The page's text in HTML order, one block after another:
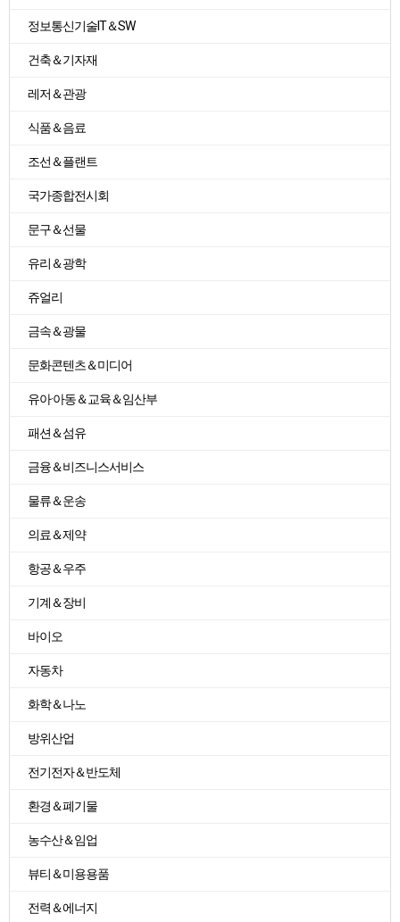
정보통신기술IT＆SW
건축＆기자재
레저＆관광
식품＆음료
조선＆플랜트
국가종합전시회
문구＆선물
유리＆광학
쥬얼리
금속＆광물
문화콘텐츠＆미디어
유아·아동＆교육＆임산부
패션＆섬유
금융＆비즈니스서비스
물류＆운송
의료＆제약
항공＆우주
기계＆장비
바이오
자동차
화학＆나노
방위산업
전기전자＆반도체
환경＆폐기물
농수산＆임업
뷰티＆미용용품
전력＆에너지